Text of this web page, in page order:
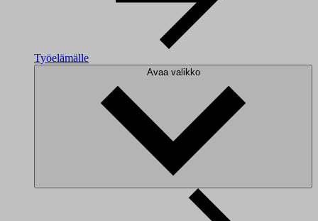
Työelämälle
Avaa valikko